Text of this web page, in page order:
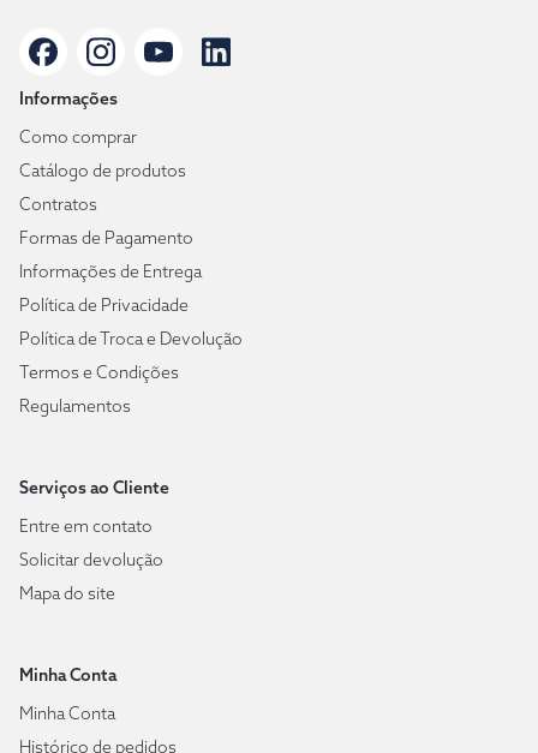
Informações
Como comprar
Catálogo de produtos
Contratos
Formas de Pagamento
Informações de Entrega
Política de Privacidade
Política de Troca e Devolução
Termos e Condições
Regulamentos
Serviços ao Cliente
Entre em contato
Solicitar devolução
Mapa do site
Minha Conta
Minha Conta
Histórico de pedidos